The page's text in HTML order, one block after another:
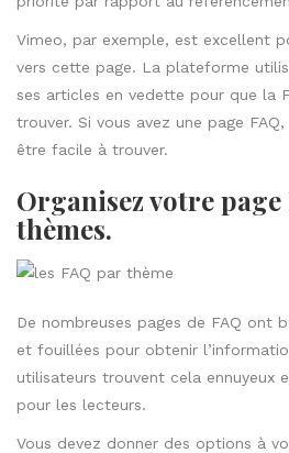
Vimeo, par exemple, est excellent
vers cette page. La plateforme
ses articles en vedette pour que la
trouver. Si vous avez une page
être facile à trouver.
Organisez votre page
thèmes.
De nombreuses pages de FAQ ont
et fouillées pour obtenir
utilisateurs trouvent cela
pour les lecteurs.
Vous devez donner des options à